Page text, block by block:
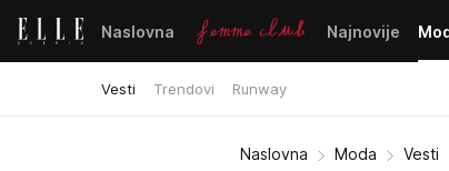
Naslovna Najnovije
Vesti Trendovi Runway
Naslovna Moda Vesti